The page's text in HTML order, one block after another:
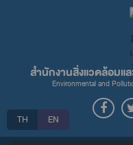
สำนักงานสิ่งแวดล้อม
Environmental and
TH EN